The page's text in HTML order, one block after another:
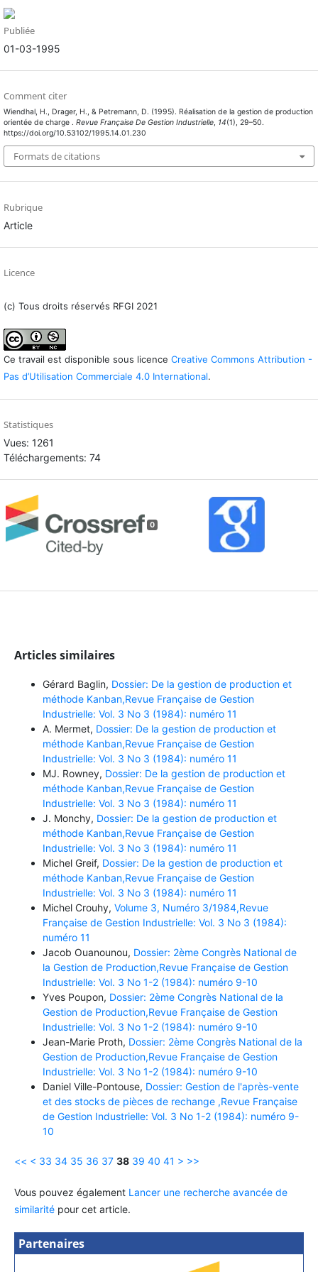
Publiée
01-03-1995
Comment citer
Wiendhal, H., Drager, H., & Petremann, D. (1995). Réalisation de la gestion de production
orientée de charge . Revue Française De Gestion Industrielle, 14(1), 29–50.
https://doi.org/10.53102/1995.14.01.230
Formats de citations
Rubrique
Article
Licence
(c) Tous droits réservés RFGI 2021
Ce travail est disponible sous licence Creative Commons Attribution -
Pas d’Utilisation Commerciale 4.0 International.
Statistiques
Vues: 1261
Téléchargements: 74
0
Articles similaires
Gérard Baglin, Dossier: De la gestion de production et
méthode Kanban,Revue Française de Gestion
Industrielle: Vol. 3 No 3 (1984): numéro 11
A. Mermet, Dossier: De la gestion de production et
méthode Kanban,Revue Française de Gestion
Industrielle: Vol. 3 No 3 (1984): numéro 11
MJ. Rowney, Dossier: De la gestion de production et
méthode Kanban,Revue Française de Gestion
Industrielle: Vol. 3 No 3 (1984): numéro 11
J. Monchy, Dossier: De la gestion de production et
méthode Kanban,Revue Française de Gestion
Industrielle: Vol. 3 No 3 (1984): numéro 11
Michel Greif, Dossier: De la gestion de production et
méthode Kanban,Revue Française de Gestion
Industrielle: Vol. 3 No 3 (1984): numéro 11
Michel Crouhy, Volume 3, Numéro 3/1984,Revue
Française de Gestion Industrielle: Vol. 3 No 3 (1984):
numéro 11
Jacob Ouanounou, Dossier: 2ème Congrès National de
la Gestion de Production,Revue Française de Gestion
Industrielle: Vol. 3 No 1-2 (1984): numéro 9-10
Yves Poupon, Dossier: 2ème Congrès National de la
Gestion de Production,Revue Française de Gestion
Industrielle: Vol. 3 No 1-2 (1984): numéro 9-10
Jean-Marie Proth, Dossier: 2ème Congrès National de la
Gestion de Production,Revue Française de Gestion
Industrielle: Vol. 3 No 1-2 (1984): numéro 9-10
Daniel Ville-Pontouse, Dossier: Gestion de l'après-vente
et des stocks de pièces de rechange ,Revue Française
de Gestion Industrielle: Vol. 3 No 1-2 (1984): numéro 9-
10
<< < 33 34 35 36 37 38 39 40 41 > >>
Vous pouvez également Lancer une recherche avancée de
similaritépour cet article.
Partenaires